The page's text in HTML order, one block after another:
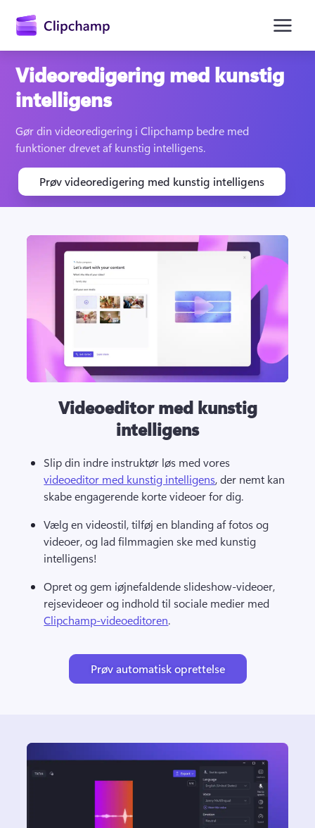
Log på
Prøv det gratis
Videoredigering med kunstig
intelligens
Gør din videoredigering i Clipchamp bedre med
funktioner drevet af kunstig intelligens.
Prøv videoredigering med kunstig intelligens
Videoeditor med kunstig
intelligens
Slip din indre instruktør løs med vores
videoeditor med kunstig intelligens, der nemt kan
skabe engagerende korte videoer for dig.
Vælg en videostil, tilføj en blanding af fotos og
videoer, og lad filmmagien ske med kunstig
intelligens!
Opret og gem iøjnefaldende slideshow-videoer,
rejsevideoer og indhold til sociale medier med
Clipchamp-videoeditoren.
Prøv automatisk oprettelse